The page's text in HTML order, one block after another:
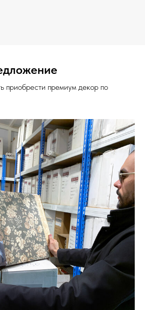
приобрести премиум декор по